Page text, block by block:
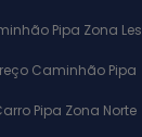
Pipa Zona
Caminhão Pipa
Pipa Zona Norte